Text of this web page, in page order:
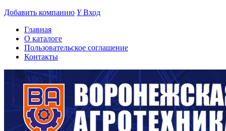
Добавить компанию YВход
Главная
О каталоге
Пользовательское соглашение
Контакты